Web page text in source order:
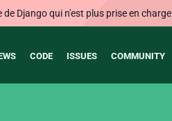
Django qui n'est plus prise en
CODE ISSUES COMMUNITY